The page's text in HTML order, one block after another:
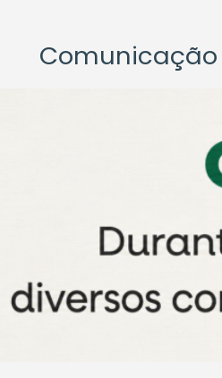
Comunicação